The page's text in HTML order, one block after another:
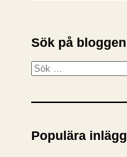
Sök på bloggen
S
k
Populära inlägg